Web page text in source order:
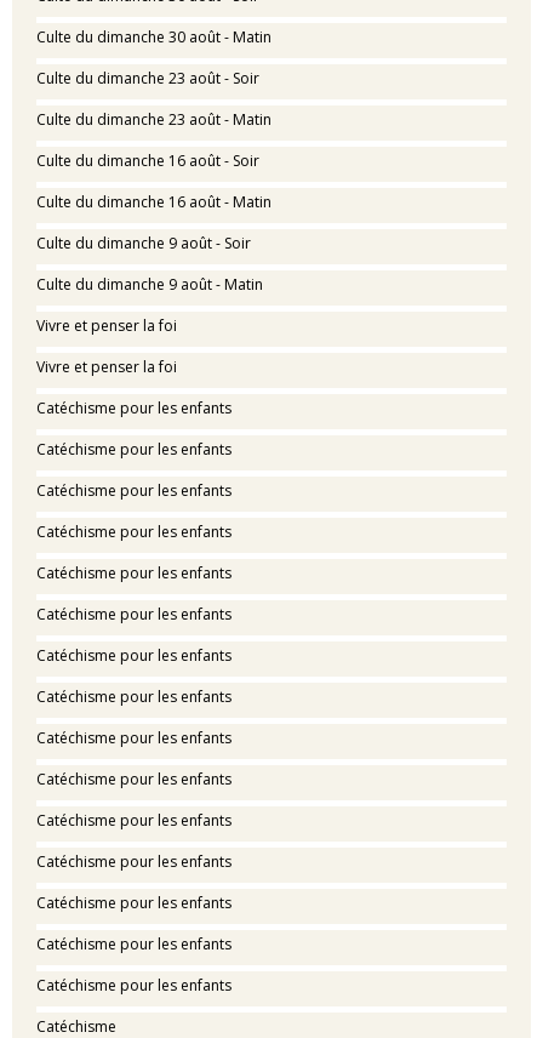
Culte du dimanche 30 août - Matin
Culte du dimanche 23 août - Soir
Culte du dimanche 23 août - Matin
Culte du dimanche 16 août - Soir
Culte du dimanche 16 août - Matin
Culte du dimanche 9 août - Soir
Culte du dimanche 9 août - Matin
Vivre et penser la foi
Vivre et penser la foi
Catéchisme pour les enfants
Catéchisme pour les enfants
Catéchisme pour les enfants
Catéchisme pour les enfants
Catéchisme pour les enfants
Catéchisme pour les enfants
Catéchisme pour les enfants
Catéchisme pour les enfants
Catéchisme pour les enfants
Catéchisme pour les enfants
Catéchisme pour les enfants
Catéchisme pour les enfants
Catéchisme pour les enfants
Catéchisme pour les enfants
Catéchisme pour les enfants
Catéchisme